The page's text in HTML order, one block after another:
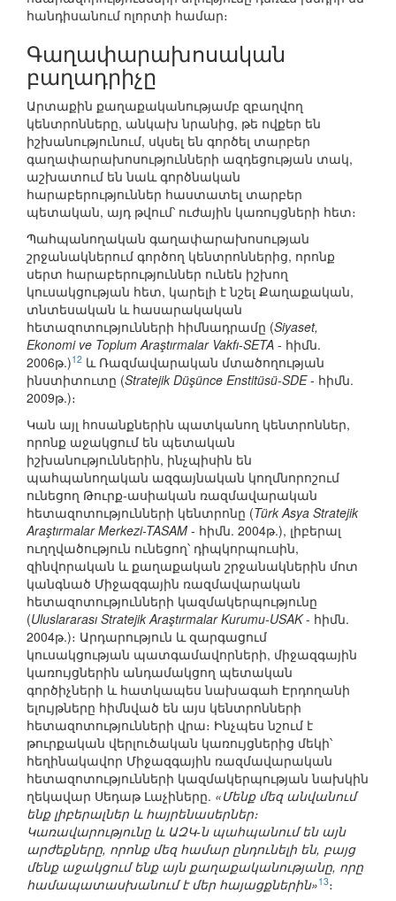
հանդիսանում ոլորտի համար։
Գաղափարախոսական
բաղադրիչը
Արտաքին քաղաքականությամբ զբաղվող
կենտրոնները, անկախ նրանից, թե ովքեր են
իշխանությունում, սկսել են գործել տարբեր
գաղափարախոսությունների ազդեցության տակ,
աշխատում են նաև գործնական
հարաբերություններ հաստատել տարբեր
պետական, այդ թվում՝ ուժային կառույցների հետ։
Պահպանողական գաղափարախոսության
շրջանակներում գործող կենտրոններից, որոնք
սերտ հարաբերություններ ունեն իշխող
կուսակցության հետ, կարելի է նշել Քաղաքական,
տնտեսական և հասարակական
հետազոտությունների հիմնադրամը (Siyaset,
Ekonomi ve Toplum Araştırmalar Vakfı-SETA - հիմն.
2006թ.)12 և Ռազմավարական մտածողության
ինստիտուտը (Stratejik Düşünce Enstitüsü-SDE- հիմն.
2009թ.)։
Կան այլ հոսանքներին պատկանող կենտրոններ,
որոնք աջակցում են պետական
իշխանություններին, ինչպիսին են
պահպանողական ազգայնական կողմնորոշում
ունեցող Թուրք-ասիական ռազմավարական
հետազոտությունների կենտրոնը (Türk Asya Stratejik
Araştırmalar Merkezi-TASAM - հիմն. 2004թ.), լիբերալ
ուղղվածություն ունեցող՝ դիպկորպուսին,
զինվորական և քաղաքական շրջանակներին մոտ
կանգնած Միջազգային ռազմավարական
հետազոտությունների կազմակերպությունը
(Uluslararası Stratejik Araştırmalar Kurumu-USAK- հիմն.
2004թ.)։ Արդարություն և զարգացում
կուսակցության պատգամավորների, միջազգային
կառույցներին անդամակցող պետական
գործիչների և հատկապես նախագահ Էրդողանի
ելույթները հիմնված են այս կենտրոնների
հետազոտությունների վրա։ Ինչպես նշում է
թուրքական վերլուծական կառույցներից մեկի՝
հեղինակավոր Միջազգային ռազմավարական
հետազոտությունների կազմակերպության նախկին
ղեկավար Սեդաթ Լաչիները. «Մենք մեզ անվանում
ենք լիբերալներ և հայրենասերներ։
Կառավարությունը և ԱԶԿ-ն պահպանում են այն
արժեքները, որոնք մեզ համար ընդունելի են, բայց
մենք աջակցում ենք այն քաղաքականությանը, որը
համապատասխանում է մեր հայացքներին»13։